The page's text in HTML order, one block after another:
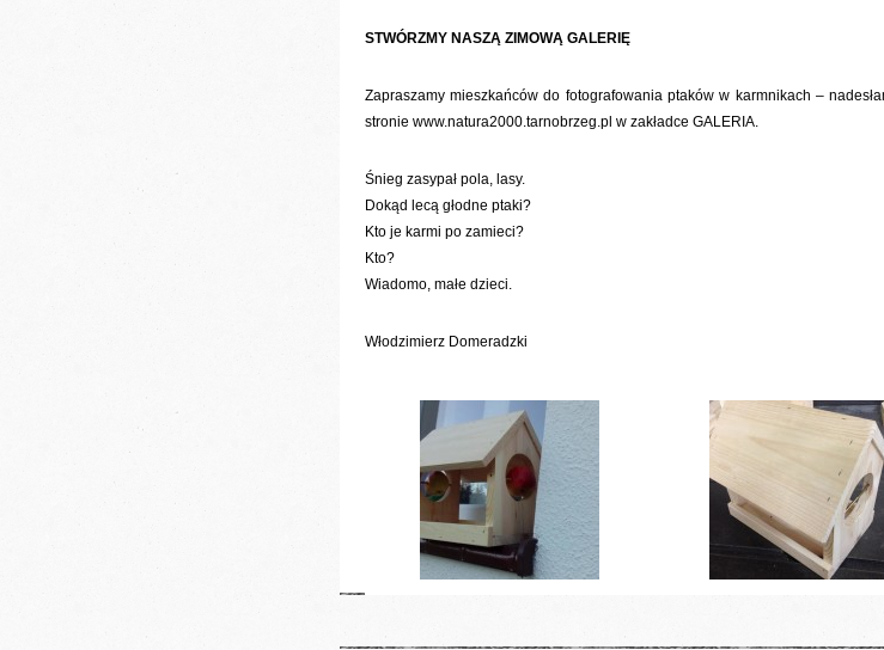
STWÓRZMY NASZĄ ZIMOWĄ GALERIĘ
Zapraszamy mieszkańców do fotografowania ptaków w karmnikach –
stronie www.natura2000.tarnobrzeg.pl w zakładce GALERIA.
Śnieg zasypał pola, lasy.
Dokąd lecą głodne ptaki?
Kto je karmi po zamieci?
Kto?
Wiadomo, małe dzieci.
Włodzimierz Domeradzki